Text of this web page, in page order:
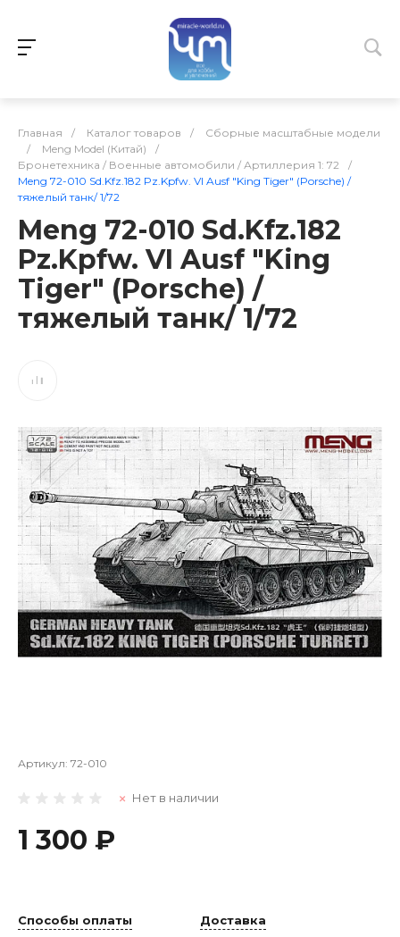
Главная / Каталог товаров /
Сборные масштабные модели
/
Meng Model (Китай)
/
Бронетехника / Военные автомобили / Артиллерия 1: 72
/
Meng 72-010 Sd.Kfz.182 Pz.Kpfw. VI Ausf "King Tiger" (Porsche) /
тяжелый танк/ 1/72
Meng 72-010 Sd.Kfz.182
Pz.Kpfw. VI Ausf "King
Tiger" (Porsche) /
тяжелый танк/ 1/72
Артикул: 72-010
Нет в наличии
1 300 ₽
Способы оплаты Доставка